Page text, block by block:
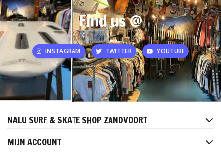
Find us @
INSTAGRAM TWITTER YOUTUBE
NALU SURF & SKATE SHOP ZANDVOORT
MIJN ACCOUNT